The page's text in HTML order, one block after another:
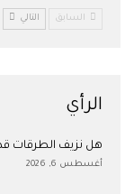
السابق التالي
الرأي
هل نزيف الطرقات
أغسطس 6, 2026